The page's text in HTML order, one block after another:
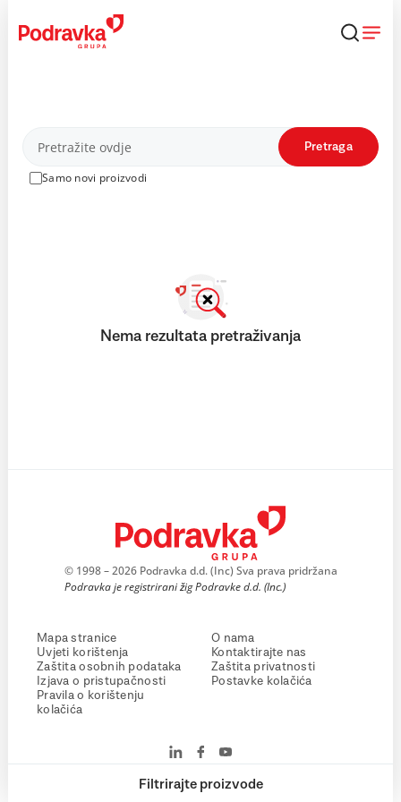
content
Proizvodi
Samo novi proizvodi
Pretraga
Filtrirajte proizvode
Nema rezultata pretraživanja
© 1998 – 2026 Podravka d.d. (Inc) Sva prava pridržana
Podravka je registrirani žig Podravke d.d. (Inc.)
Mapa stranice
Uvjeti korištenja
Zaštita osobnih podataka
Izjava o pristupačnosti
Pravila o korištenju
kolačića
O nama
Kontaktirajte nas
Zaštita privatnosti
Postavke kolačića